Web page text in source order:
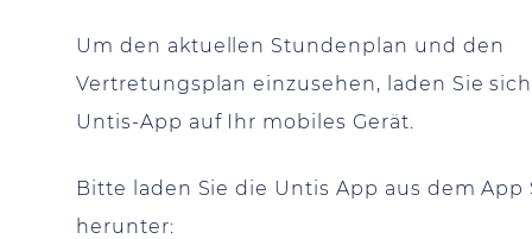
Um den aktuellen Stundenplan und den
Vertretungsplan einzusehen, laden Sie
Untis-App auf Ihr mobiles Gerät.
Bitte laden Sie die Untis App aus dem App
herunter: